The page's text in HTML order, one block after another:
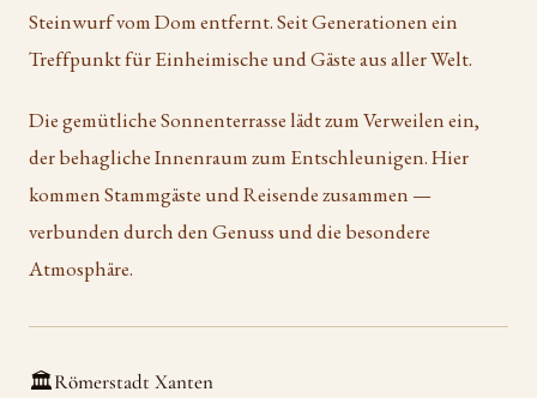
Steinwurf vom Dom entfernt. Seit Generationen ein
Treffpunkt für Einheimische und Gäste aus aller Welt.
Die gemütliche Sonnenterrasse lädt zum Verweilen ein,
der behagliche Innenraum zum Entschleunigen. Hier
kommen Stammgäste und Reisende zusammen —
verbunden durch den Genuss und die besondere
Atmosphäre.
🏛️Römerstadt Xanten